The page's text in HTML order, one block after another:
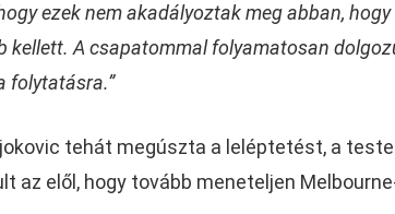
ezek nem akadályoztak meg abban, hogy
kellett. A csapatommal folyamatosan
folytatásra.”
tehát megúszta a leléptetést, a
az elől, hogy tovább meneteljen